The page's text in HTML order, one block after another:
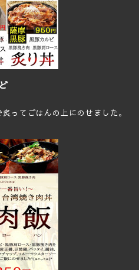
ってごはんの上にのせました。